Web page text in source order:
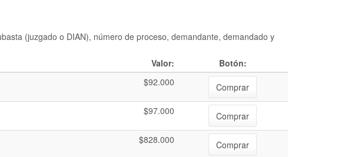
(juzgado o DIAN), número de proceso, demandante, demandado y
Valor:
Botón:
$92.000
Comprar
$97.000
Comprar
$828.000
Comprar